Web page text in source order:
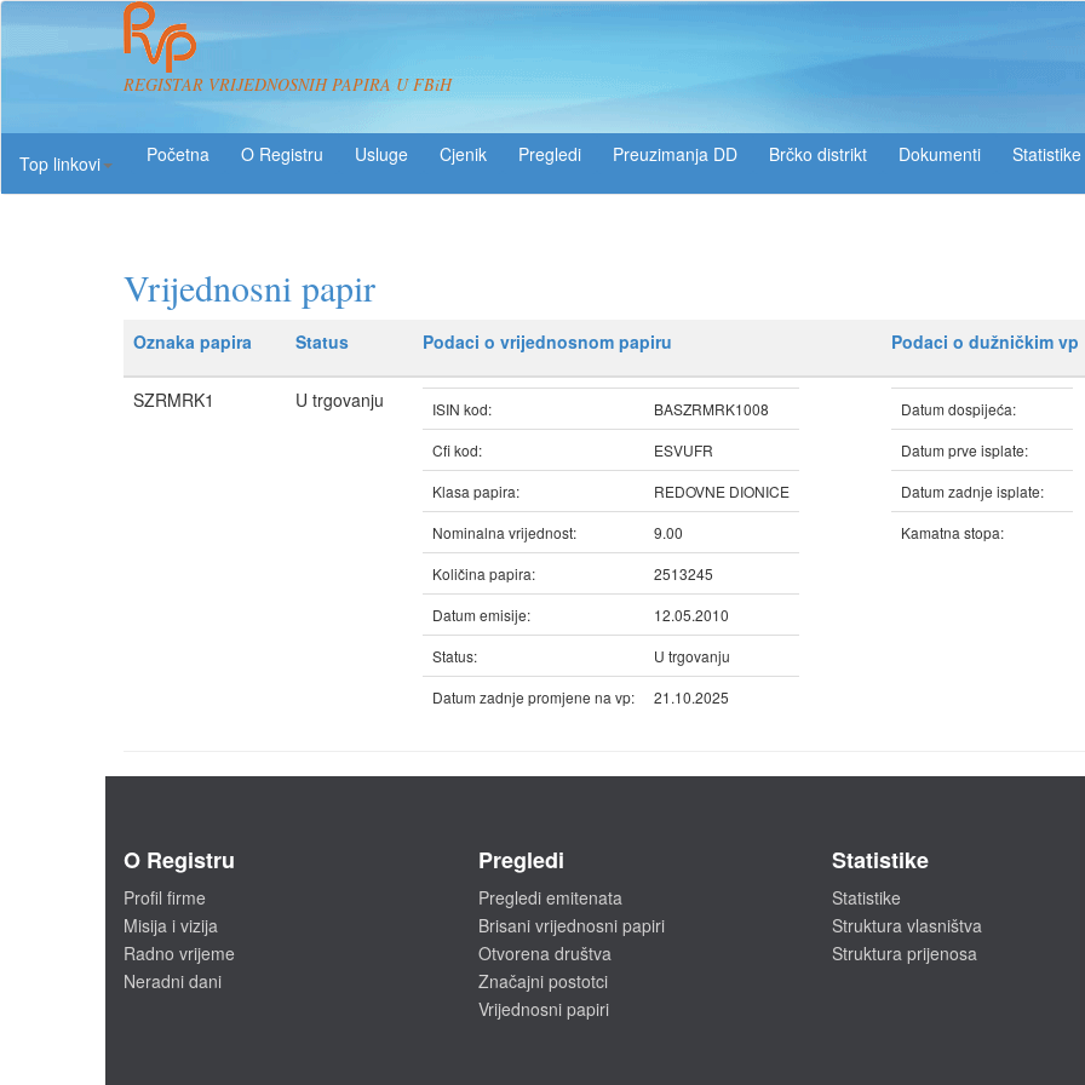
REGISTAR VRIJEDNOSNIH PAPIRA U FBiH
Top linkovi
O Registru Usluge Pregledi Preuzimanja DD Brčko distrikt Dokumenti Statistike
Vrijednosni papir
Oznaka papira Status Podaci o vrijednosnom papiru Podaci o dužničkim vp
SZRMRK1 U trgovanju ISIN kod:
BASZRMRK1008
Cfi kod:
ESVUFR
Klasa papira:
REDOVNE DIONICE
Nominalna vrijednost:
9.00
Količina papira:
2513245
Datum emisije:
12.05.2010
Status:
U trgovanju
Datum zadnje promjene na vp:
21.10.2025
Datum dospijeća:
Datum prve isplate:
Datum zadnje isplate:
Kamatna stopa:
O Registru
Profil firme
Misija i vizija
Radno vrijeme
Neradni dani
Pregledi
Pregledi emitenata
Brisani vrijednosni papiri
Otvorena društva
Značajni postotci
Vrijednosni papiri
Statistike
Statistike
Struktura vlasništva
Struktura prijenosa